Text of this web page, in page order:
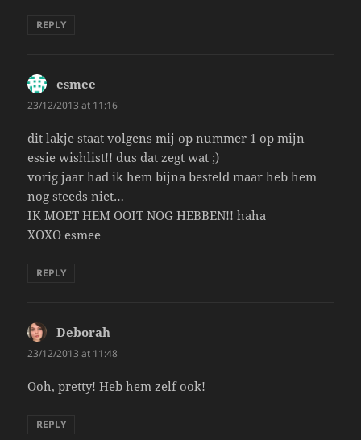
REPLY
esmee
23/12/2013 at 11:16
dit lakje staat volgens mij op nummer 1 op mijn
essie wishlist!! dus dat zegt wat ;)
vorig jaar had ik hem bijna besteld maar heb hem
nog steeds niet…
IK MOET HEM OOIT NOG HEBBEN!! haha
XOXO esmee
REPLY
Deborah
23/12/2013 at 11:48
Ooh, pretty! Heb hem zelf ook!
REPLY